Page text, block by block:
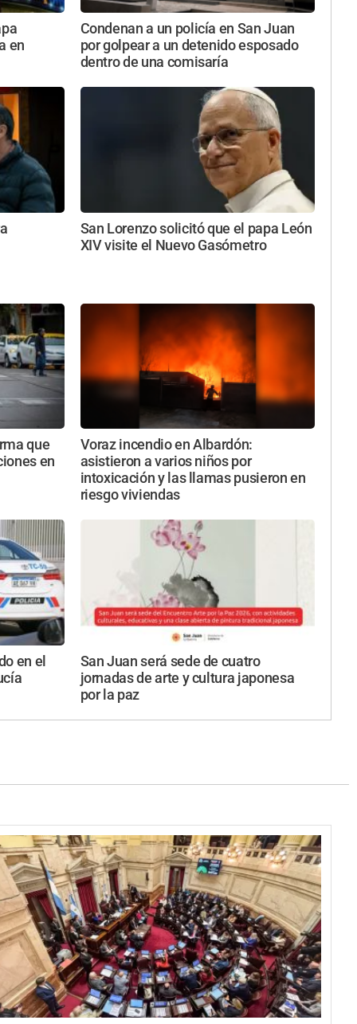
en
Condenan a un policía en San Juan
por golpear a un detenido esposado
dentro de una comisaría
San Lorenzo solicitó que el papa León
XIV visite el Nuevo Gasómetro
que
en
Voraz incendio en Albardón:
asistieron a varios niños por
intoxicación y las llamas pusieron en
riesgo viviendas
en el
San Juan será sede de cuatro
jornadas de arte y cultura japonesa
por la paz